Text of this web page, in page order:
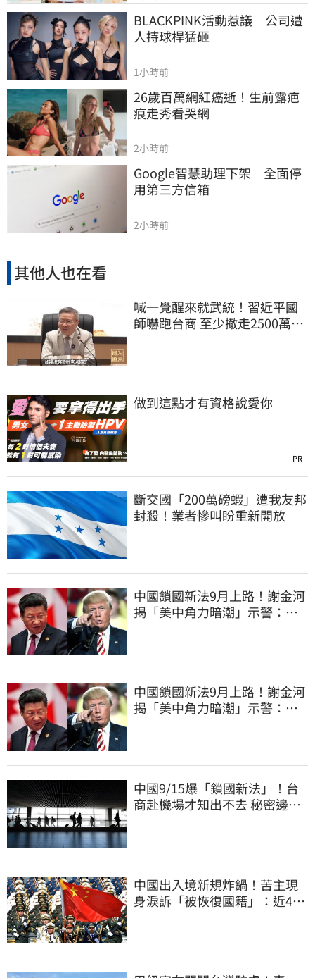
BLACKPINK活動惹議　公司遭
人持球桿猛砸
1小時前
26歲百萬網紅癌逝！生前露疤
痕走秀看哭網
2小時前
Google智慧助理下架　全面停
用第三方信箱
2小時前
其他人也在看
喊一覺醒來就武統！習近平國
師嚇跑台商 至少撤走2500萬份
做到這點才有資格說愛你
PR
斷交國「200萬磅蝦」遭我友邦
封殺！業者慘叫盼重新開放
中國鎖國新法9月上路！謝金河
揭「美中角力暗潮」示警：台
中國鎖國新法9月上路！謝金河
揭「美中角力暗潮」示警：台
中國9/15爆「鎖國新法」！台
商赴機場才知出不去 秘密邊控
中國出入境新規炸鍋！苦主現
身淚訴「被恢復國籍」：近4億